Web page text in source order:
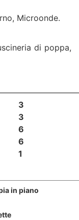
Microonde.
di poppa,
3
3
6
6
1
in piano